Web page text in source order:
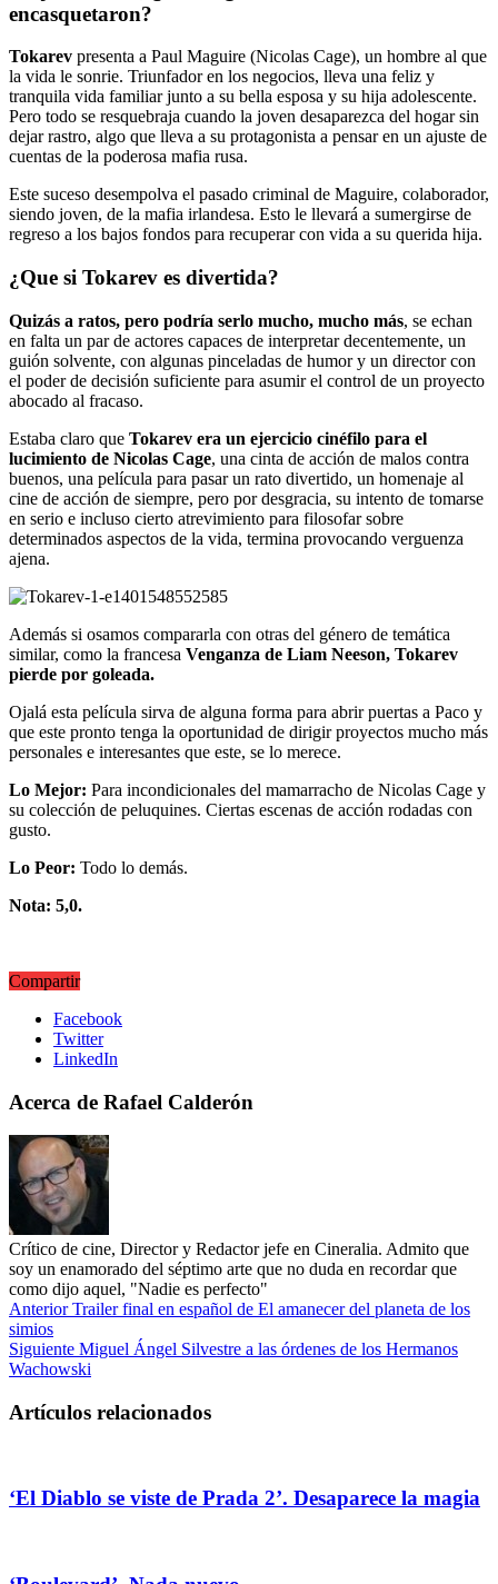
encasquetaron?
Tokarev presenta a Paul Maguire (Nicolas Cage), un hombre al que
la vida le sonrie. Triunfador en los negocios, lleva una feliz y
tranquila vida familiar junto a su bella esposa y su hija adolescente.
Pero todo se resquebraja cuando la joven desaparezca del hogar sin
dejar rastro, algo que lleva a su protagonista a pensar en un ajuste de
cuentas de la poderosa mafia rusa.
Este suceso desempolva el pasado criminal de Maguire, colaborador,
siendo joven, de la mafia irlandesa. Esto le llevará a sumergirse de
regreso a los bajos fondos para recuperar con vida a su querida hija.
¿Que si Tokarev es divertida?
Quizás a ratos, pero podría serlo mucho, mucho más, se echan
en falta un par de actores capaces de interpretar decentemente, un
guión solvente, con algunas pinceladas de humor y un director con
el poder de decisión suficiente para asumir el control de un proyecto
abocado al fracaso.
Estaba claro que Tokarev era un ejercicio cinéfilo para el
lucimiento de Nicolas Cage, una cinta de acción de malos contra
buenos, una película para pasar un rato divertido, un homenaje al
cine de acción de siempre, pero por desgracia, su intento de tomarse
en serio e incluso cierto atrevimiento para filosofar sobre
determinados aspectos de la vida, termina provocando verguenza
ajena.
Además si osamos compararla con otras del género de temática
similar, como la francesa Venganza de Liam Neeson, Tokarev
pierde por goleada.
Ojalá esta película sirva de alguna forma para abrir puertas a Paco y
que este pronto tenga la oportunidad de dirigir proyectos mucho más
personales e interesantes que este, se lo merece.
Lo Mejor: Para incondicionales del mamarracho de Nicolas Cage y
su colección de peluquines. Ciertas escenas de acción rodadas con
gusto.
Lo Peor: Todo lo demás.
Nota: 5,0.
Compartir
Facebook
Twitter
LinkedIn
Acerca de Rafael Calderón
Crítico de cine, Director y Redactor jefe en Cineralia. Admito que
soy un enamorado del séptimo arte que no duda en recordar que
como dijo aquel, "Nadie es perfecto"
AnteriorTrailer final en español de El amanecer del planeta de los
simios
Siguiente Miguel Ángel Silvestre a las órdenes de los Hermanos
Wachowski
Artículos relacionados
‘El Diablo se viste de Prada 2’. Desaparece la magia